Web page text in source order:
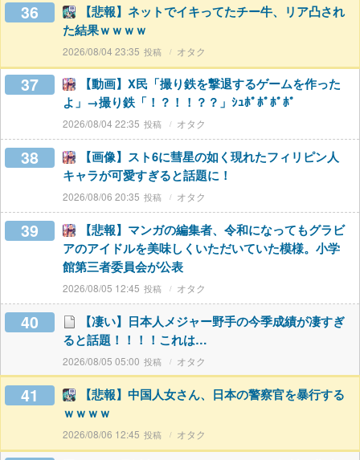
36
【悲報】ネットでイキってたチー牛、リア凸され
た結果ｗｗｗｗ
2026/08/04 23:35 オタク
37
【動画】X民「撮り鉄を撃退するゲームを作った
よ」→撮り鉄「！？！！？？」ｼｭﾎﾟﾎﾟﾎﾟﾎﾟ
2026/08/04 22:35 オタク
38
【画像】スト6に彗星の如く現れたフィリピン人
キャラが可愛すぎると話題に！
2026/08/06 20:35 オタク
39
【悲報】マンガの編集者、令和になってもグラビ
アのアイドルを美味しくいただいていた模様。小学
館第三者委員会が公表
2026/08/05 12:45 オタク
40
【凄い】日本人メジャー野手の今季成績が凄すぎ
ると話題！！！！これは…
2026/08/05 05:00 オタク
41
【悲報】中国人女さん、日本の警察官を暴行する
ｗｗｗｗ
2026/08/06 12:45 オタク